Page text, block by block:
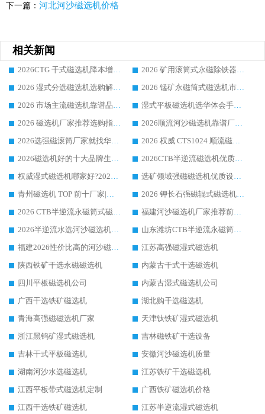
下一篇： 河北河沙磁选机价格
相关新闻
2026CTG 干式磁选机降本增效选购指南 选矿行业口碑稳定专业生产强者盘点
2026 矿用滚筒式永磁除铁器厂家榜单 行业实力派源头厂商选购干货指南
2026 湿式分选磁选机选购解析，华体会手机网页版-华体会(中国) 设备综合实力详解
2026 锰矿永磁筒式磁选机市场主流客户推荐生产厂家口碑精选
2026 市场主流磁选机靠谱品牌推荐 案例厂家华体会手机网页版-华体会(中国) 大众倾心之选
湿式平板磁选机选华体会手机网页版-华体会(中国) _2026靠谱厂家收获各地客户良好评价
2026 磁选机厂家推荐选购指南，实地走访参考华体会手机网页版-华体会(中国) 合作口碑表现
2026顺流河沙磁选机靠谱厂家推荐 华体会手机网页版-华体会(中国) 实力口碑精选
2026选强磁滚筒厂家就找华体会手机网页版-华体会(中国) _口碑过硬用料扎实_性价比优势突出
2026 权威 CTS1024 顺流磁选机精选生产厂家优质设备推荐
2026磁选机好的十大品牌生产厂家排名|华体会手机网页版-华体会(中国) 凭实力入磅
2026CTB半逆流磁选机优质厂家推荐：华体会手机网页版-华体会(中国) ，行业标杆生产厂家
权威湿式磁选机哪家好?2026 实测榜单出炉，潍坊华体会手机网页版-华体会(中国) 大厂实力领跑
选矿领域强磁磁选机优质设备推荐榜 TOP1：潍坊华体会手机网页版-华体会(中国) 凭实力出圈
青州磁选机 TOP 前十厂家|靠谱品牌怎么选?潍坊华体会手机网页版-华体会(中国) 实力出圈
2026 钾长石强磁辊式磁选机靠谱厂家 TOP 榜：潍坊华体会手机网页版-华体会(中国) 凭硬核实力领跑行业
2026 CTB半逆流永磁筒式磁选机厂家如何选择，选华体会手机网页版-华体会(中国) 原因，硬核实测不踩坑指南
福建河沙磁选机厂家推荐前三，华体会手机网页版-华体会(中国) 磁选机解锁资源利用新路径
2026半逆流水选河沙磁选机生产厂家：解锁河沙分选高效新路径
山东潍坊CTB半逆流永磁筒式河沙磁选机生产厂家如何高效除铁提纯
福建2026性价比高的河沙磁选机生产厂家工作原理(通俗 + 专业双版，适配产品文案/介绍使用)
江苏高强磁湿式磁选机
陕西铁矿干选永磁磁选机
内蒙古干式干选磁选机
四川平板磁选机公司
内蒙古湿式磁选机公司
广西干选铁矿磁选机
湖北购干选磁选机
青海高强磁磁选机厂家
天津钛铁矿湿式磁选机
浙江黑钨矿湿式磁选机
吉林磁铁矿干选设备
吉林干式平板磁选机
安徽河沙磁选机质量
湖南河沙水选磁选机
江苏铁矿干选磁选机
江西平板带式磁选机定制
广西铁矿磁选机价格
江西干选铁矿磁选机
江苏半逆流湿式磁选机